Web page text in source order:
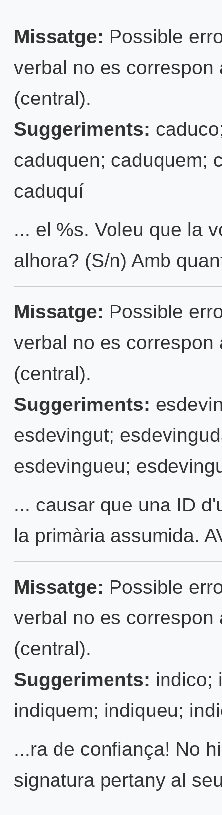
Missatge: Possible
verbal no es
(central).
Suggeriments:
caduquen; caduquem;
caduquí
... el %s. Voleu que la
alhora? (S/n) Amb
Missatge: Possible
verbal no es
(central).
Suggeriments:
esdevingut;
esdevingueu;
... causar que una ID
la primària assumida.
Missatge: Possible
verbal no es
(central).
Suggeriments: indico;
indiquem; indiqueu;
...ra de confiança! No
signatura pertany al